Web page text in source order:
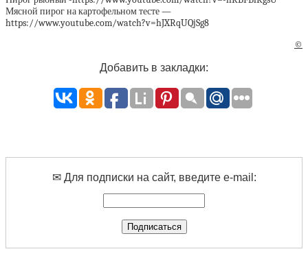
Мясной пирог на картофельном тесте —
https://www.youtube.com/watch?v=hJXRqUQjSg8
©
Добавить в закладки:
✉ Для подписки на сайт, введите e-mail: